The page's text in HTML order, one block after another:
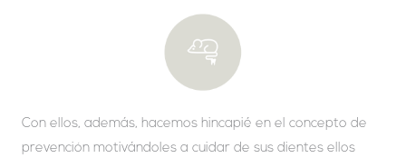
Con ellos, además, hacemos hincapié en el concepto de
prevención motivándoles a cuidar de sus dientes ellos